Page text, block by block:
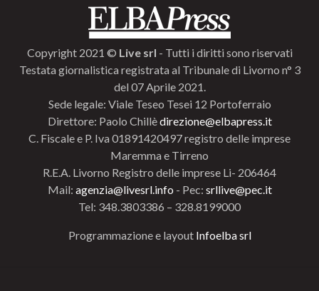
Copyright 2021 © Live srl - Tutti i diritti sono riservati
Testata giornalistica registrata al Tribunale di Livorno n° 3
del 07 Aprile 2021.
Sede legale: Viale Teseo Tesei 12 Portoferraio
Direttore: Paolo Chillèdirezione@elbapress.it
C. Fiscale e P. Iva 01891420497 registro delle imprese
Maremma e Tirreno
R.E.A. Livorno Registro delle imprese Li- 206464
Mail: agenzia@livesrl.info - Pec: srllive@pec.it
Tel: 348.3803386 – 328.8199000
Programmazione e layout Infoelba srl